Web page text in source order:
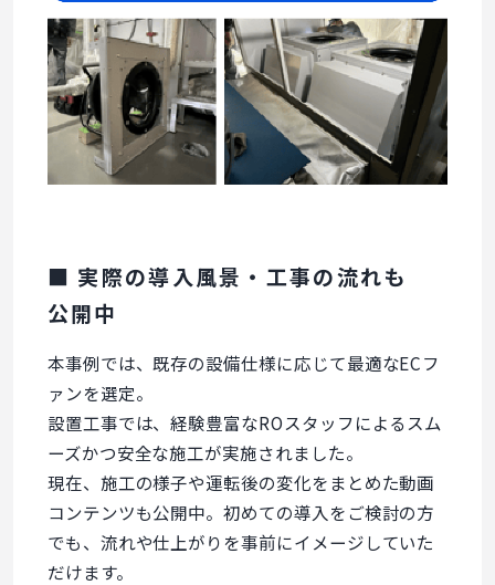
■ 実際の導入風景・工事の流れも
公開中
本事例では、既存の設備仕様に応じて最適なECフ
ァンを選定。
設置工事では、経験豊富なROスタッフによるスム
ーズかつ安全な施工が実施されました。
現在、施工の様子や運転後の変化をまとめた動画
コンテンツも公開中。初めての導入をご検討の方
でも、流れや仕上がりを事前にイメージしていた
だけます。